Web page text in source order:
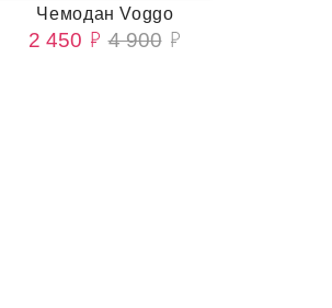
Чемодан Voggo
2 450 4 900